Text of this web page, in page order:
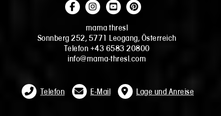
mama thresl
Sonnberg 252, 5771 Leogang, Österreich
Telefon +43 6583 20800
info@mama-thresl.com
Telefon E-Mail Lage und Anreise